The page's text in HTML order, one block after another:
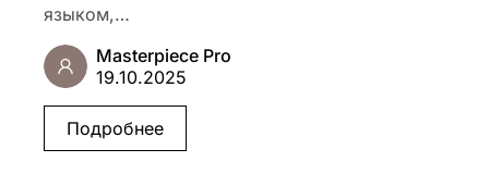
языком,…
Masterpiece Pro
19.10.2025
Подробнее